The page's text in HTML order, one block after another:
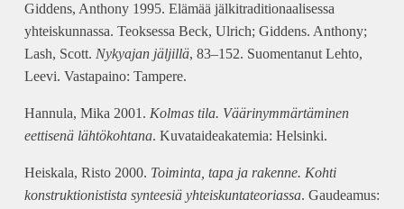
Giddens, Anthony 1995. Elämää jälkitraditionaalisessa
yhteiskunnassa. Teoksessa Beck, Ulrich; Giddens. Anthony;
Lash, Scott. Nykyajan jäljillä, 83–152. Suomentanut Lehto,
Leevi. Vastapaino: Tampere.
Hannula, Mika 2001. Kolmas tila. Väärinymmärtäminen
eettisenä lähtökohtana. Kuvataideakatemia: Helsinki.
Heiskala, Risto 2000. Toiminta, tapa ja rakenne. Kohti
konstruktionistista synteesiä yhteiskuntateoriassa. Gaudeamus: